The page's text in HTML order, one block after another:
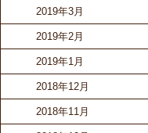
2019年3月
2019年2月
2019年1月
2018年12月
2018年11月